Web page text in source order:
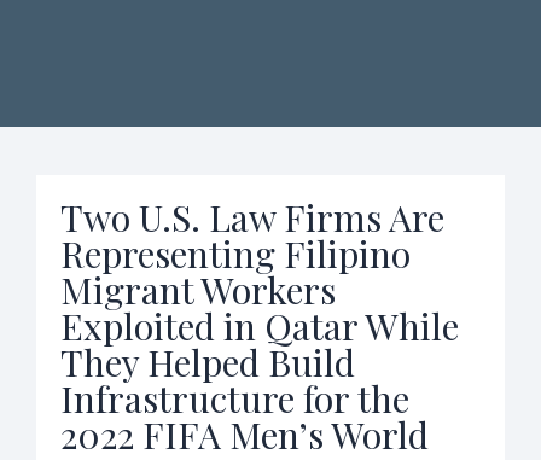
Two U.S. Law Firms Are
Representing Filipino
Migrant Workers
Exploited in Qatar While
They Helped Build
Infrastructure for the
2022 FIFA Men’s World